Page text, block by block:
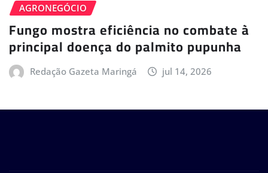
AGRONEGÓCIO
Fungo mostra eficiência no combate à
principal doença do palmito pupunha
Redação Gazeta Maringá jul 14, 2026